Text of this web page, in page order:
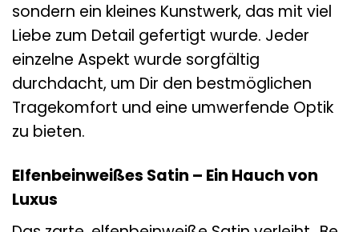
sondern ein kleines Kunstwerk, das mit viel
Liebe zum Detail gefertigt wurde. Jeder
einzelne Aspekt wurde sorgfältig
durchdacht, um Dir den bestmöglichen
Tragekomfort und eine umwerfende Optik
zu bieten.
Elfenbeinweißes Satin – Ein Hauch von
Luxus